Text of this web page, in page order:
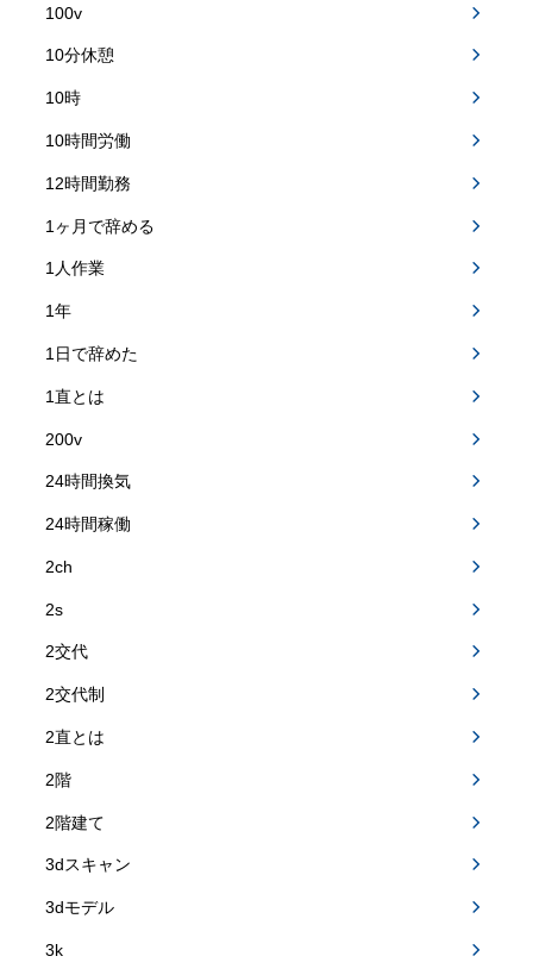
100v
10分休憩
10時
10時間労働
12時間勤務
1ヶ月で辞める
1人作業
1年
1日で辞めた
1直とは
200v
24時間換気
24時間稼働
2ch
2s
2交代
2交代制
2直とは
2階
2階建て
3dスキャン
3dモデル
3k